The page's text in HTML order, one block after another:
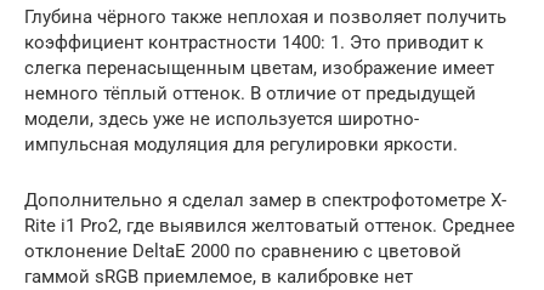
Глубина чёрного также неплохая и позволяет получить
коэффициент контрастности 1400: 1. Это приводит к
слегка перенасыщенным цветам, изображение имеет
немного тёплый оттенок. В отличие от предыдущей
модели, здесь уже не используется широтно-
импульсная модуляция для регулировки яркости.
Дополнительно я сделал замер в спектрофотометре X-
Rite i1 Pro2, где выявился желтоватый оттенок. Среднее
отклонение DeltaE 2000 по сравнению с цветовой
гаммой sRGB приемлемое, в калибровке нет